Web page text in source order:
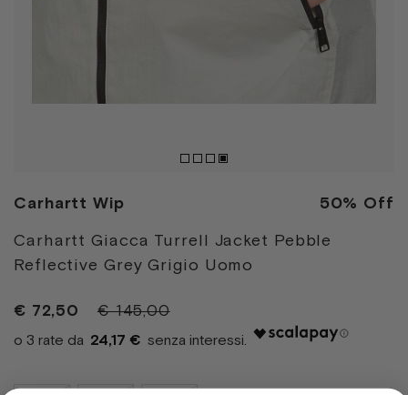
Carhartt Wip
50% Off
Carhartt Giacca Turrell Jacket Pebble
Reflective Grey Grigio Uomo
€ 145,00
€ 72,50
24,17 €